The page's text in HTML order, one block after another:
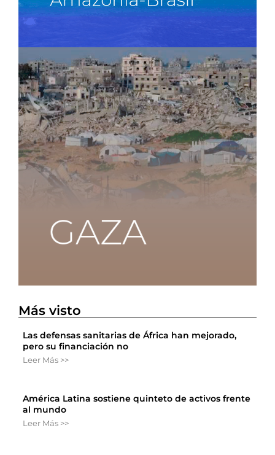
Más visto
Las defensas sanitarias de África han mejorado,
pero su financiación no
Leer Más >>
América Latina sostiene quinteto de activos frente
al mundo
Leer Más >>